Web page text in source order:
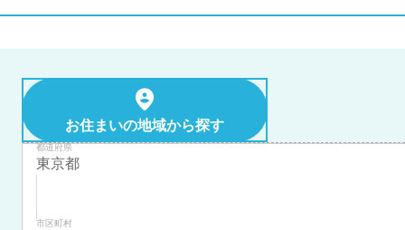
お住まいの地域から探す
都道府県
市区町村